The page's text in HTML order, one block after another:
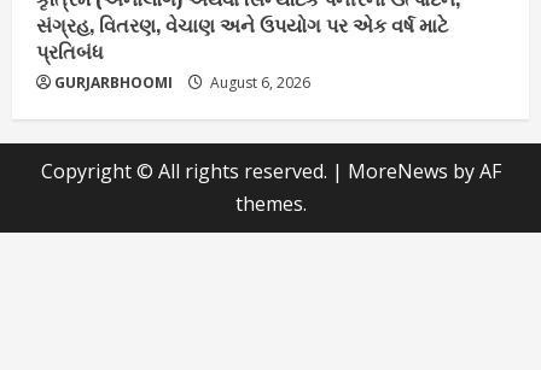
સંગ્રહ, વિતરણ, વેચાણ અને ઉપયોગ પર એક વર્ષ માટે
પ્રતિબંધ
GURJARBHOOMI August 6, 2026
Copyright © All rights reserved. | MoreNews by AF
themes.